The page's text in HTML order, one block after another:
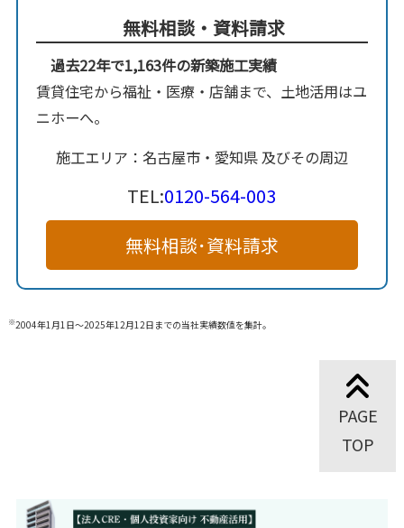
無料相談・資料請求
過去22年で1,163件の新築施工実績
賃貸住宅から福祉・医療・店舗まで、土地活用はユ
ニホーへ。
施工エリア：名古屋市・愛知県 及びその周辺
TEL:0120-564-003
無料相談･資料請求
※2004年1月1日～2025年12月12日までの当社実績数値を集計。
PAGE
TOP